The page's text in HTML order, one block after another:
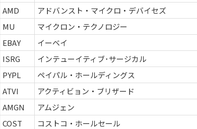
AMD
アドバンスト・マイクロ・デバイセズ
MU
マイクロン・テクノロジー
EBAY
イーベイ
ISRG
インテューイティブ･サージカル
PYPL
ペイパル・ホールディングス
ATVI
アクティビョン・ブリザード
AMGN
アムジェン
COST
コストコ・ホールセール